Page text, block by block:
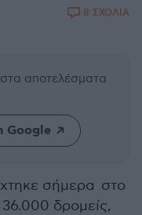
8 ΣΧΟΛΙΑ
στα αποτελέσματα
Google
σήμερα στο
δρομείς,